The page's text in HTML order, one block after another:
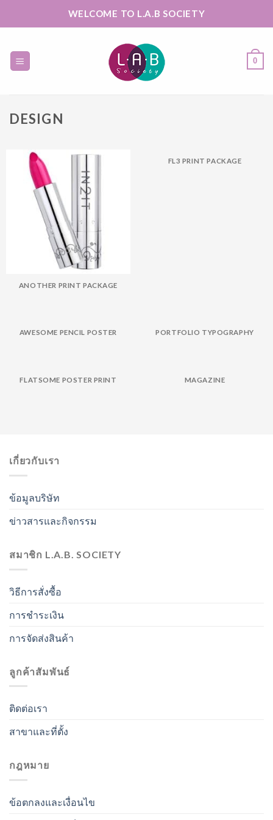
WELCOME TO L.A.B SOCIETY
0
DESIGN
ANOTHER PRINT PACKAGE
FL3 PRINT PACKAGE
AWESOME PENCIL POSTER PORTFOLIO TYPOGRAPHY
FLATSOME POSTER PRINT MAGAZINE
เกี่ยวกับเรา
ข้อมูลบริษัท
ข่าวสารและกิจกรรม
สมาชิก L.A.B. SOCIETY
วิธีการสั่งซื้อ
การชำระเงิน
การจัดส่งสินค้า
ลูกค้าสัมพันธ์
ติดต่อเรา
สาขาและที่ตั้ง
กฎหมาย
ข้อตกลงและเงื่อนไข